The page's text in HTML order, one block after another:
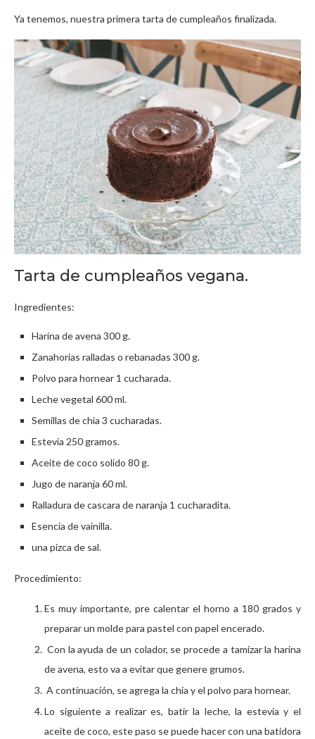
Ya tenemos, nuestra primera tarta de cumpleaños finalizada.
Tarta de cumpleaños vegana.
Ingredientes:
Harina de avena 300 g.
Zanahorias ralladas o rebanadas 300 g.
Polvo para hornear 1 cucharada.
Leche vegetal 600 ml.
Semillas de chia 3 cucharadas.
Estevia 250 gramos.
Aceite de coco solido 80 g.
Jugo de naranja 60 ml.
Ralladura de cascara de naranja 1 cucharadita.
Esencia de vainilla.
una pizca de sal.
Procedimiento:
Es muy importante, pre calentar el horno a 180 grados y
preparar un molde para pastel con papel encerado.
Con la ayuda de un colador, se procede a tamizar la harina
de avena, esto va a evitar que genere grumos.
A continuación, se agrega la chia y el polvo para hornear.
Lo siguiente a realizar es, batir la leche, la estevia y el
aceite de coco, este paso se puede hacer con una batidora